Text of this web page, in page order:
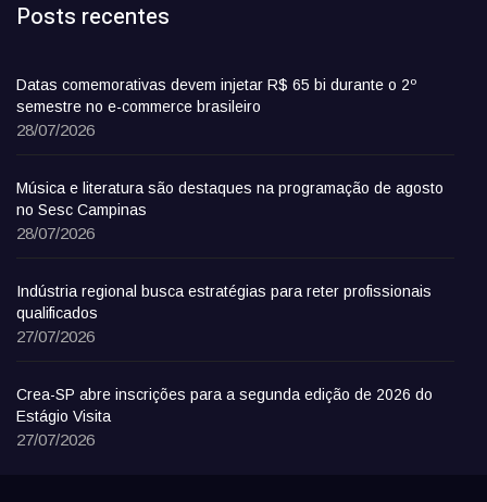
Posts recentes
Datas comemorativas devem injetar R$ 65 bi durante o 2º
semestre no e-commerce brasileiro
28/07/2026
Música e literatura são destaques na programação de agosto
no Sesc Campinas
28/07/2026
Indústria regional busca estratégias para reter profissionais
qualificados
27/07/2026
Crea-SP abre inscrições para a segunda edição de 2026 do
Estágio Visita
27/07/2026